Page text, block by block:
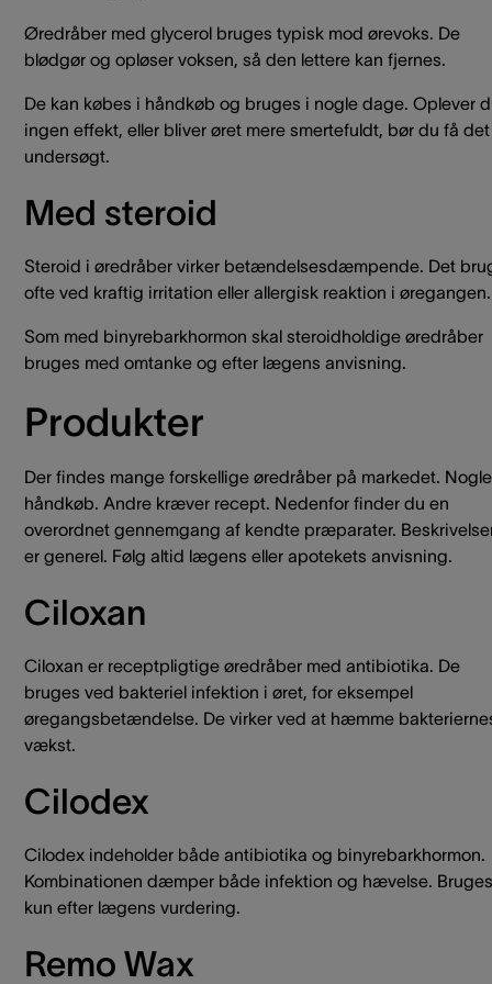
Øredråber med glycerol bruges typisk mod ørevoks. De
blødgør og opløser voksen, så den lettere kan fjernes.
De kan købes i håndkøb og bruges i nogle dage. Oplever
ingen effekt, eller bliver øret mere smertefuldt, bør du få det
undersøgt.
Med steroid
Steroid i øredråber virker betændelsesdæmpende. Det
ofte ved kraftig irritation eller allergisk reaktion i øregangen.
Som med binyrebarkhormon skal steroidholdige øredråber
bruges med omtanke og efter lægens anvisning.
Produkter
Der findes mange forskellige øredråber på markedet.
håndkøb. Andre kræver recept. Nedenfor finder du en
overordnet gennemgang af kendte præparater.
er generel. Følg altid lægens eller apotekets anvisning.
Ciloxan
Ciloxan er receptpligtige øredråber med antibiotika. De
bruges ved bakteriel infektion i øret, for eksempel
øregangsbetændelse. De virker ved at hæmme
vækst.
Cilodex
Cilodex indeholder både antibiotika og binyrebarkhormon.
Kombinationen dæmper både infektion og hævelse. Bruges
kun efter lægens vurdering.
Remo Wax